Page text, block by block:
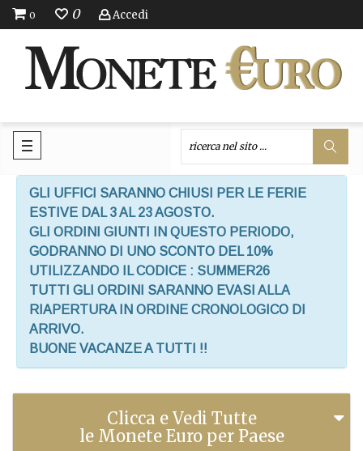
0 0 Accedi
GLI UFFICI SARANNO CHIUSI PER LE FERIE
ESTIVE DAL 3 AL 23 AGOSTO.
GLI ORDINI GIUNTI IN QUESTO PERIODO,
GODRANNO DI UNO SCONTO DEL 10%
UTILIZZANDO IL CODICE : SUMMER26
TUTTI GLI ORDINI SARANNO EVASI ALLA
RIAPERTURA IN ORDINE CRONOLOGICO DI
ARRIVO.
BUONE VACANZE A TUTTI !!
Clicca e Vedi Tutte
le Monete Euro per Paese